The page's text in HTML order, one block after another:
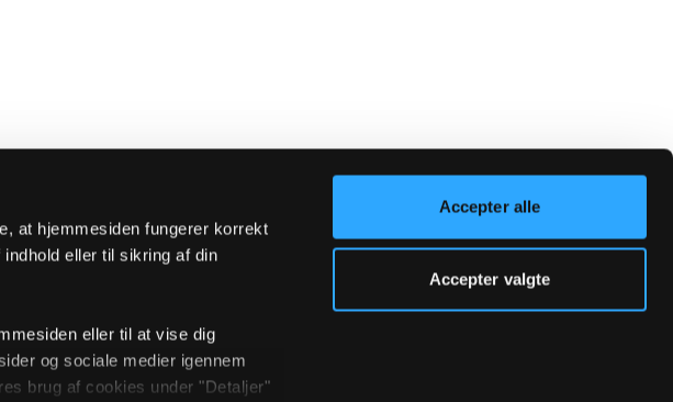
at hjemmesiden fungerer korrekt
eller til sikring af din
eller til at vise dig
og sociale medier igennem
brug af cookies under "Detaljer"
Accepter alle
Accepter valgte